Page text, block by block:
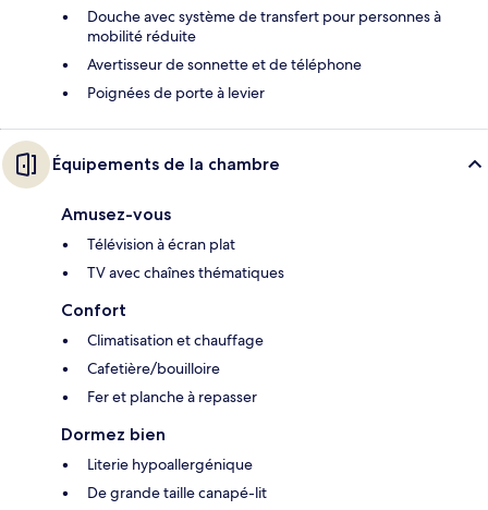
Douche avec système de transfert pour personnes à
mobilité réduite
Avertisseur de sonnette et de téléphone
Poignées de porte à levier
Équipements de la chambre
Amusez-vous
Télévision à écran plat
TV avec chaînes thématiques
Confort
Climatisation et chauffage
Cafetière/bouilloire
Fer et planche à repasser
Dormez bien
Literie hypoallergénique
De grande taille canapé-lit